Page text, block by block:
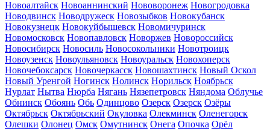
Новоалтайск Новоаннинский Нововоронеж Новогродовка
Новодвинск Новодружеск Новозыбков Новокубанск
Новокузнецк Новокуйбышевск Новомичуринск
Новомосковск Новопавловск Новоржев Новороссийск
Новосибирск Новосиль Новосокольники Новотроицк
Новоузенск Новоульяновск Новоуральск Новохоперск
Новочебоксарск Новочеркасск Новошахтинск Новый Оскол
Новый Уренгой Ногинск Нолинск Норильск Ноябрьск
Нурлат Нытва Нюрба Нягань Нязепетровск Няндома Облучье
Обнинск Обоянь Обь Одинцово Озерск Озерск Озёры
Октябрьск Октябрьский Окуловка Олекминск Оленегорск
Олешки Олонец Омск Омутнинск Онега Опочка Орёл